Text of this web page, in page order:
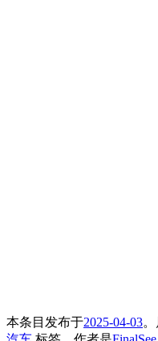
本条目发布于2025-04-03